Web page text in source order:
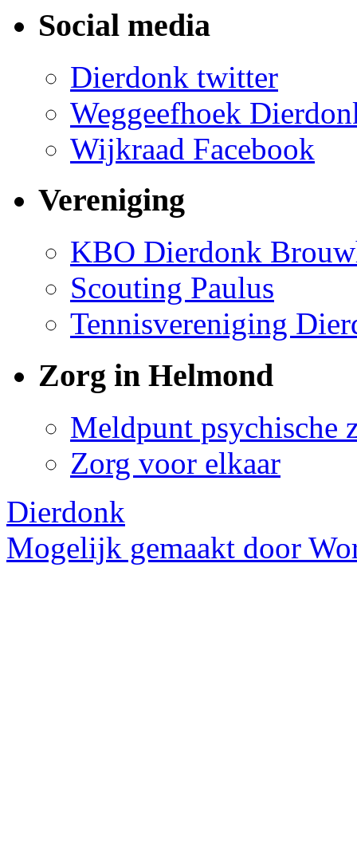
Social media
Dierdonk twitter
Weggeefhoek
Wijkraad Facebook
Vereniging
KBO Dierdonk
Scouting Paulus
Tennisvereniging
Zorg in Helmond
Meldpunt psychische
Zorg voor elkaar
Dierdonk
Mogelijk gemaakt door